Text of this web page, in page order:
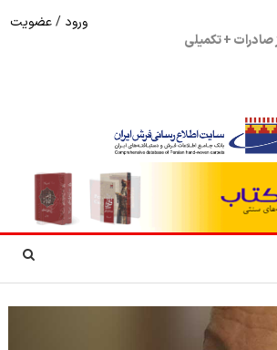
صادرات + تکمیلی
ورود /عضویت